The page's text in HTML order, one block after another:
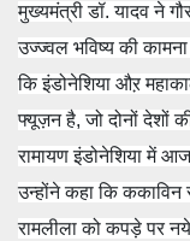
मुख्यमंत्री डॉ. यादव ने
उज्ज्वल भविष्य की
कि इंडोनेशिया औऱ
फ्यूज़न है, जो दोनों देशों
रामायण इंडोनेशिया में
उन्होंने कहा कि ककाविन
रामलीला को कपड़े पर